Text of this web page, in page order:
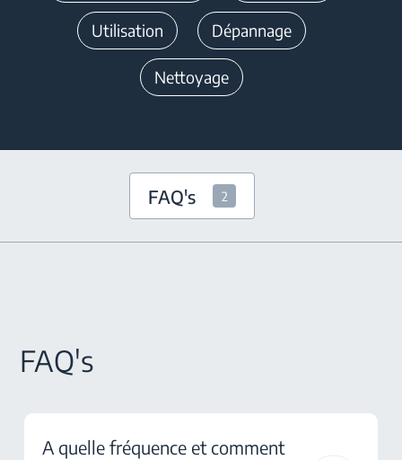
Utilisation Dépannage
Nettoyage
FAQ's 2
FAQ's
A quelle fréquence et comment